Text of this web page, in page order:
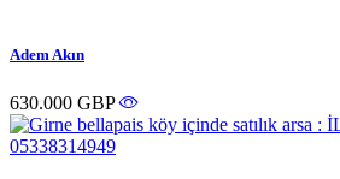
Adem Akın
630.000 GBP